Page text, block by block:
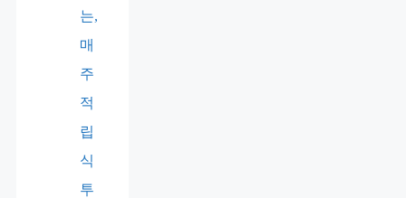
는,
매
주
적
립
식
투